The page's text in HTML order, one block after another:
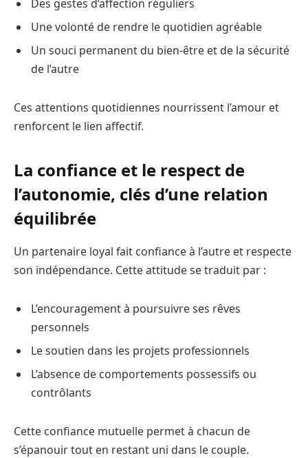
Des gestes d’affection réguliers
Une volonté de rendre le quotidien agréable
Un souci permanent du bien-être et de la sécurité
de l’autre
Ces attentions quotidiennes nourrissent l’amour et
renforcent le lien affectif.
La confiance et le respect de
l’autonomie, clés d’une relation
équilibrée
Un partenaire loyal fait confiance à l’autre et respecte
son indépendance. Cette attitude se traduit par :
L’encouragement à poursuivre ses rêves
personnels
Le soutien dans les projets professionnels
L’absence de comportements possessifs ou
contrôlants
Cette confiance mutuelle permet à chacun de
s’épanouir tout en restant uni dans le couple.